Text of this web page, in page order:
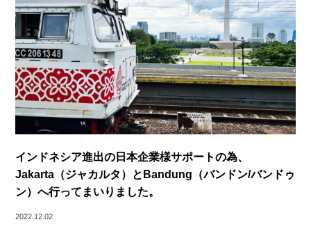
インドネシア進出の日本企業様サポートの為、
Jakarta（ジャカルタ）とBandung（バンドン/バンドゥ
ン）へ行ってまいりました。
2022.12.02